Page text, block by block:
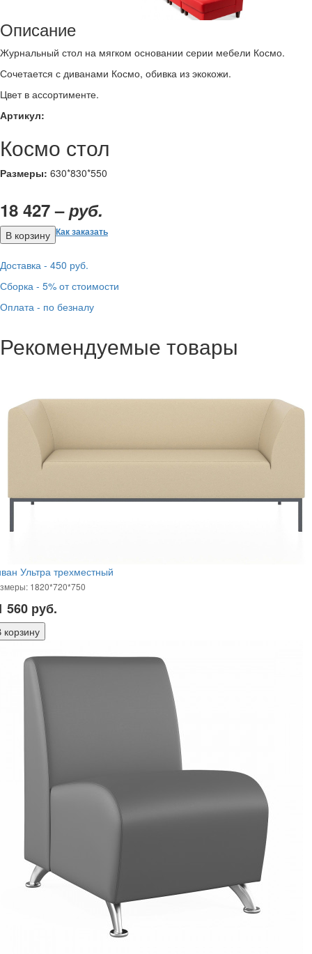
Описание
Журнальный стол на мягком основании серии мебели Космо.
Сочетается с диванами Космо, обивка из экокожи.
Цвет в ассортименте.
Артикул:
Космо стол
Размеры: 630*830*550
18 427 –руб.
Как заказать
Доставка - 450 руб.
Сборка - 5% от стоимости
Оплата - по безналу
Рекомендуемые товары
Ультра трехместный
1820*720*750
560 руб.